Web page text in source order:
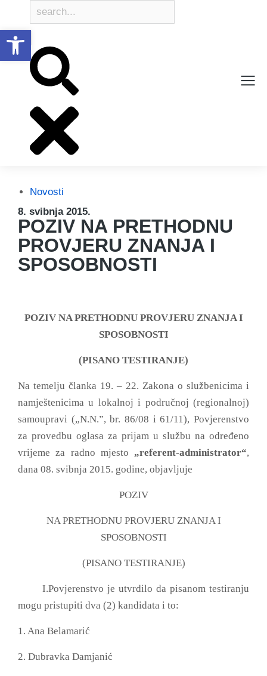
Novosti
8. svibnja 2015.
POZIV NA PRETHODNU
PROVJERU ZNANJA I
SPOSOBNOSTI
POZIV NA PRETHODNU PROVJERU ZNANJA I
SPOSOBNOSTI
(PISANO TESTIRANJE)
Na temelju članka 19. – 22. Zakona o službenicima i
namještenicima u lokalnoj i područnoj (regionalnoj)
samoupravi („N.N.”, br. 86/08 i 61/11), Povjerenstvo
za provedbu oglasa za prijam u službu na određeno
vrijeme za radno mjesto „referent-administrator“,
dana 08. svibnja 2015. godine, objavljuje
POZIV
NA PRETHODNU PROVJERU ZNANJA I
SPOSOBNOSTI
(PISANO TESTIRANJE)
I.Povjerenstvo je utvrdilo da pisanom testiranju
mogu pristupiti dva (2) kandidata i to:
1. Ana Belamarić
2. Dubravka Damjanić
Open toolbar